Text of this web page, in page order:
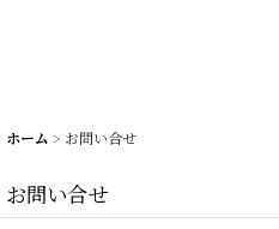
ホーム > お問い合せ
お問い合せ